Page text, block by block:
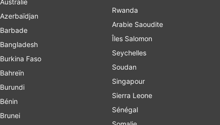
Australie
Azerbaïdjan
Barbade
Bangladesh
Burkina Faso
Bahreïn
Burundi
Bénin
Brunei
Rwanda
Arabie Saoudite
Îles Salomon
Seychelles
Soudan
Singapour
Sierra Leone
Sénégal